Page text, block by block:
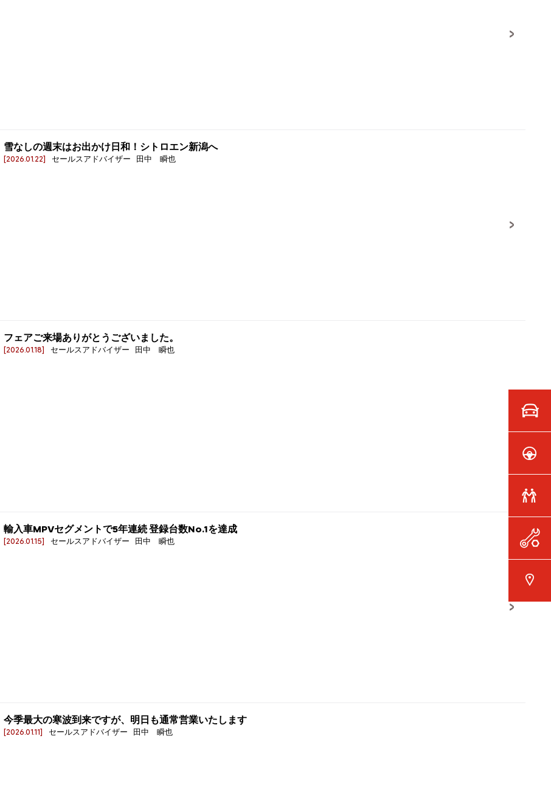
雪なしの週末はお出かけ日和！シトロエン新潟へ
[2026.01.22] セールスアドバイザー 田中 瞬也
フェアご来場ありがとうございました。
[2026.01.18] セールスアドバイザー 田中 瞬也
輸入車MPVセグメントで5年連続 登録台数No.1を達成
[2026.01.15] セールスアドバイザー 田中 瞬也
今季最大の寒波到来ですが、明日も通常営業いたします
[2026.01.11] セールスアドバイザー 田中 瞬也